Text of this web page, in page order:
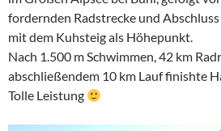
fordernden Radstrecke und
mit dem Kuhsteig als Höhepunkt.
Nach 1.500 m Schwimmen, 42 km
abschließendem 10 km Lauf finishte
Tolle Leistung